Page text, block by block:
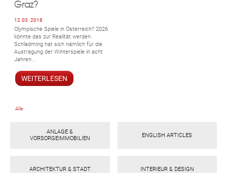
Graz?
12.03. 2018
Olympische Spiele in Österreich? 2026
könnte das zur Realität werden.
Schladming hat sich nämlich für die
Austragung der Winterspiele in acht
Jahren...
WEITERLESEN
Alle
ANLAGE &
VORSORGEIMMOBILIEN
ENGLISH ARTICLES
ARCHITEKTUR & STADT INTERIEUR & DESIGN